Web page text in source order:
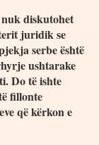
diskutohet
juridik se
serbe është
ushtarake
Do të ishte
fillonte
që kërkon e